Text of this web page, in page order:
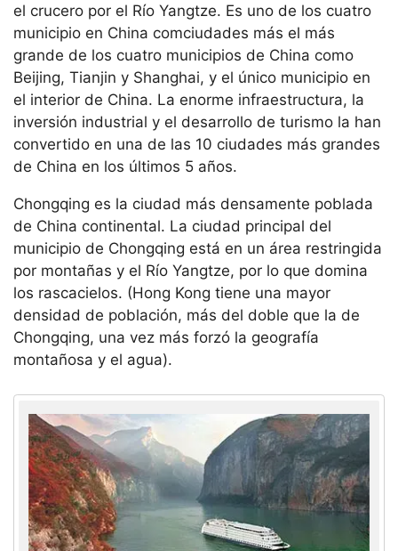
el crucero por el Río Yangtze. Es uno de los cuatro
municipio en China comciudades más el más
grande de los cuatro municipios de China como
Beijing, Tianjin y Shanghai, y el único municipio en
el interior de China. La enorme infraestructura, la
inversión industrial y el desarrollo de turismo la han
convertido en una de las 10 ciudades más grandes
de China en los últimos 5 años.
Chongqing es la ciudad más densamente poblada
de China continental. La ciudad principal del
municipio de Chongqing está en un área restringida
por montañas y el Río Yangtze, por lo que domina
los rascacielos. (Hong Kong tiene una mayor
densidad de población, más del doble que la de
Chongqing, una vez más forzó la geografía
montañosa y el agua).